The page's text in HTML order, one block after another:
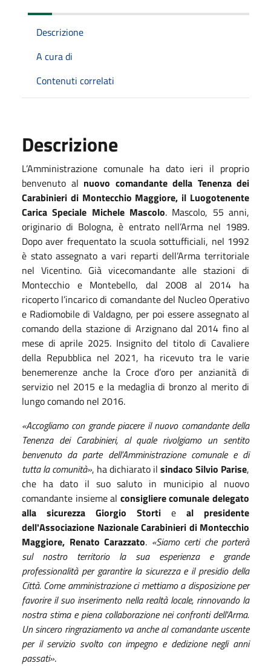
Descrizione
A cura di
Contenuti correlati
Descrizione
L’Amministrazione comunale ha dato ieri il proprio
benvenuto al nuovo comandante della Tenenza dei
Carabinieri di Montecchio Maggiore, il Luogotenente
Carica Speciale Michele Mascolo. Mascolo, 55 anni,
originario di Bologna, è entrato nell’Arma nel 1989.
Dopo aver frequentato la scuola sottufficiali, nel 1992
è stato assegnato a vari reparti dell’Arma territoriale
nel Vicentino. Già vicecomandante alle stazioni di
Montecchio e Montebello, dal 2008 al 2014 ha
ricoperto l’incarico di comandante del Nucleo Operativo
e Radiomobile di Valdagno, per poi essere assegnato al
comando della stazione di Arzignano dal 2014 fino al
mese di aprile 2025. Insignito del titolo di Cavaliere
della Repubblica nel 2021, ha ricevuto tra le varie
benemerenze anche la Croce d’oro per anzianità di
servizio nel 2015 e la medaglia di bronzo al merito di
lungo comando nel 2016.
«Accogliamo con grande piacere il nuovo comandante della
Tenenza dei Carabinieri, al quale rivolgiamo un sentito
benvenuto da parte dell’Amministrazione comunale e di
tutta la comunità», ha dichiarato il sindaco Silvio Parise,
che ha dato il suo saluto in municipio al nuovo
comandante insieme al consigliere comunale delegato
alla sicurezza Giorgio Storti e al presidente
dell'Associazione Nazionale Carabinieri di Montecchio
Maggiore, Renato Carazzato. «Siamo certi che porterà
sul nostro territorio la sua esperienza e grande
professionalità per garantire la sicurezza e il presidio della
Città. Come amministrazione ci mettiamo a disposizione per
favorire il suo inserimento nella realtà locale, rinnovando la
nostra stima e piena collaborazione nei confronti dell'Arma.
Un sincero ringraziamento va anche al comandante uscente
per il servizio svolto con impegno e dedizione negli anni
passati».